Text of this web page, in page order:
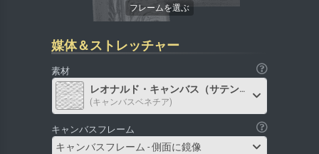
媒体＆ストレッチャー
素材
レオナルド・キャンバス（サテン）
(キャンバスベネチア)
キャンバスフレーム
キャンバスフレーム - 側面に鏡像